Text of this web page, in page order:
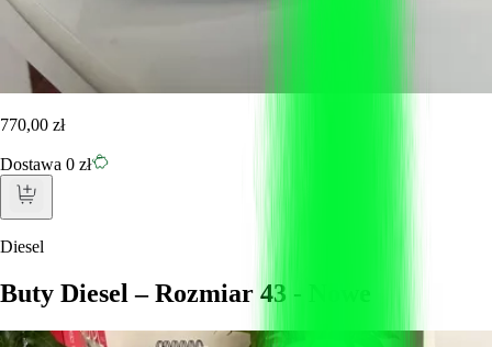
770,00 zł
Dostawa 0 zł
Diesel
Buty Diesel – Rozmiar 43 - Nowe